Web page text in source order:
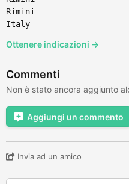
Rimini
Italy
Ottenere indicazioni →
Commenti
Non è stato ancora aggiunto
Aggiungi un commento
Invia ad un amico